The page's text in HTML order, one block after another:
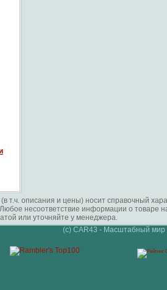
т.ч. описания и цены) носит справочный
Любое несоответствие информации о
или уточняйте у менеджера.
(c) CAR43 - Масштабный мир